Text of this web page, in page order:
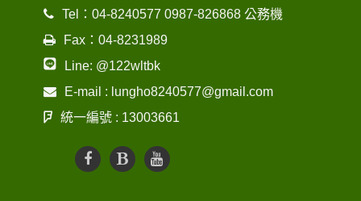
Tel：04-8240577 0987-826868 公務機
Fax：04-8231989
Line: @122wltbk
E-mail : lungho8240577@gmail.com
統一編號 : 13003661